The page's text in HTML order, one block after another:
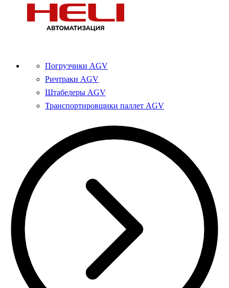
Погрузчики AGV
Ричтраки AGV
Штабелеры AGV
Транспортировщики паллет AGV